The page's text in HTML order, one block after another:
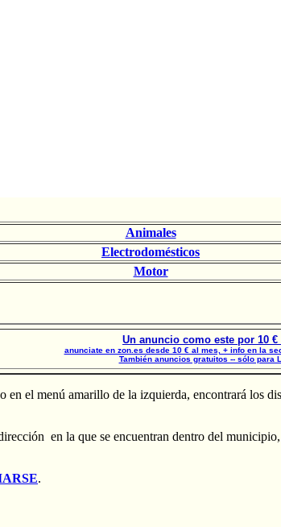
Animales
Electrodomésticos
Motor
Un anuncio como este por 10 €
anunciate en zon.es desde 10 € al mes, + info en la
También anuncios gratuitos -- sólo para
en el menú amarillo de la izquierda, encontrará los
en la que se encuentran dentro del
.